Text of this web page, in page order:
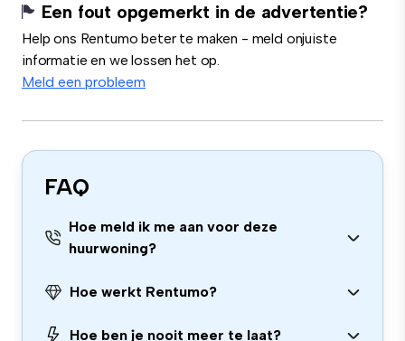
Een fout opgemerkt in de advertentie?
Help ons Rentumo beter te maken - meld onjuiste
informatie en we lossen het op.
Meld een probleem
FAQ
Hoe meld ik me aan voor deze
huurwoning?
Hoe werkt Rentumo?
Hoe ben je nooit meer te laat?